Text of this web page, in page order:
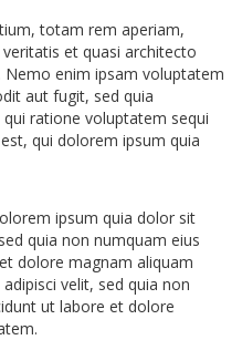
totam rem aperiam,
et quasi architecto
enim ipsam voluptatem
aut fugit, sed quia
ratione voluptatem sequi
qui dolorem ipsum quia
ipsum quia dolor sit
quia non numquam eius
dolore magnam aliquam
velit, sed quia non
ut labore et dolore